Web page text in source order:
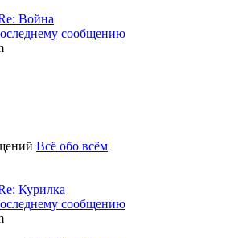
Война
сообщению
Всё обо всём
Курилка
сообщению